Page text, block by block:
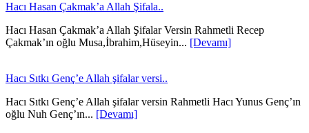
Hacı Hasan Çakmak’a Allah Şifala..
Hacı Hasan Çakmak’a Allah Şifalar Versin Rahmetli Recep
Çakmak’ın oğlu Musa,İbrahim,Hüseyin... [Devamı]
Hacı Sıtkı Genç’e Allah şifalar versi..
Hacı Sıtkı Genç’e Allah şifalar versin Rahmetli Hacı Yunus Genç’ın
oğlu Nuh Genç’ın... [Devamı]